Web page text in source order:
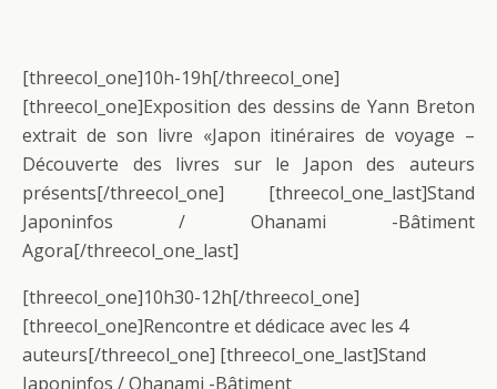
[threecol_one]10h-19h[/threecol_one]
[threecol_one]Exposition des dessins de Yann Breton
extrait de son livre «Japon itinéraires de voyage –
Découverte des livres sur le Japon des auteurs
présents[/threecol_one] [threecol_one_last]Stand
Japoninfos / Ohanami -Bâtiment
Agora[/threecol_one_last]
[threecol_one]10h30-12h[/threecol_one]
[threecol_one]Rencontre et dédicace avec les 4
auteurs[/threecol_one] [threecol_one_last]Stand
Japoninfos / Ohanami -Bâtiment